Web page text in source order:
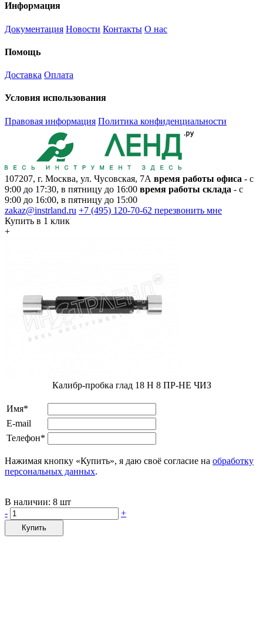
Информация
Документация Новости Контакты О нас
Помощь
Доставка Оплата
Условия использования
Правовая информация Политика конфиденциальности
107207, г. Москва, ул. Чусовская, 7А время работы офиса - с
9:00 до 17:30, в пятницу до 16:00 время работы склада - с
9:00 до 16:00, в пятницу до 15:00
zakaz@instrland.ru +7 (495) 120-70-62 перезвонить мне
Купить в 1 клик
+
Калибр-пробка глад 18 H 8 ПР-НЕ ЧИЗ
Имя*
E-mail
Телефон*
Нажимая кнопку «Купить», я даю своё согласие на обработку
персональных данных.
В наличии: 8 шт
-
+
Купить